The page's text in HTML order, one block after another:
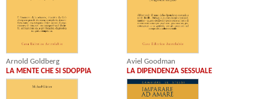
Arnold Goldberg
LA MENTE CHE SI SDOPPIA
Aviel Goodman
LA DIPENDENZA SESSUALE